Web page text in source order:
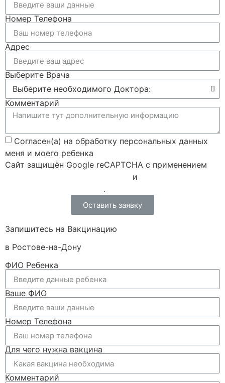
Номер Телефона
Адрес
Выберите Врача
Комментарий
Согласен(а) на обработку персональных данных
меня и моего ребенка
Сайт защищён Google reCAPTCHA с применением
и
.
Оставить заявку
Запишитесь на Вакцинацию
в Ростове-на-Дону
ФИО Ребенка
Ваше ФИО
Номер Телефона
Для чего нужна вакцина
Комментарий